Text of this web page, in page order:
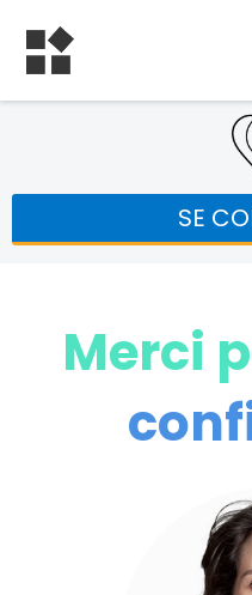
SE
Merci